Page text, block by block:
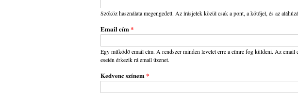
Szóköz használata megengedett. Az írásjelek közül csak a pont, a kötőjel, és az
Email cím*
Egy működő email cím. A rendszer minden levelet erre a címre fog küldeni. Az
esetén érkezik rá email üzenet.
Kedvenc színem*